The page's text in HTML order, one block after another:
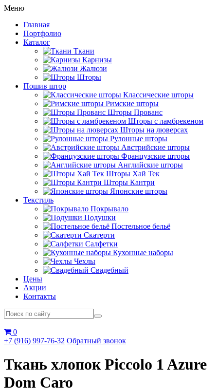
Меню
Главная
Портфолио
Каталог
Ткани
Карнизы
Жалюзи
Шторы
Пошив штор
Классические шторы
Римские шторы
Шторы Прованс
Шторы с ламбрекеном
Шторы на люверсах
Рулонные шторы
Австрийские шторы
Французские шторы
Английские шторы
Шторы Хай Тек
Шторы Кантри
Японские шторы
Текстиль
Покрывало
Подушки
Постельное бельё
Скатерти
Салфетки
Кухонные наборы
Чехлы
Свадебный
Цены
Акции
Контакты
0
+7 (916) 997-76-32 Обратный звонок
Ткань хлопок Piccolo 1 Azure
Dom Caro